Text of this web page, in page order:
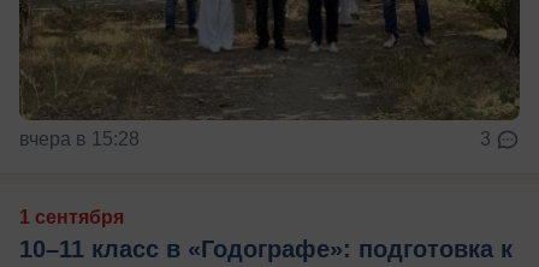
вчера в 15:28 3
1 сентября
10–11 класс в «Годографе»: подготовка к